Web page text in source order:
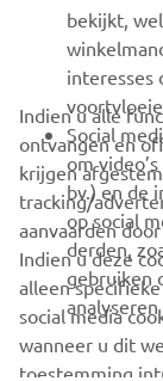
Wees de eerste
speciale
Lees ons
gegevens
Belgium
bekijkt,
interesses
Social
om
bv.) en de
op social
derden,
gebruiken
Indien u alle
ontvangen en
krijgen
tracking/
aanvaarden
Indien u deze
alleen
social media
wanneer u dit
toestemming